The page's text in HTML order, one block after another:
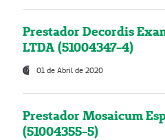
Prestador Decordis
LTDA (51004347-4)
01 de Abril de 2020
Prestador Mosaicum
(51004355-5)